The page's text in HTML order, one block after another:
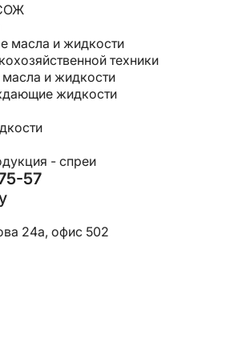
масла и жидкости
техники
и жидкости
жидкости
- спреи
57
24a, офис 502